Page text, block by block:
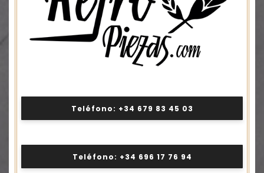
Teléfono: +34 679 83 45 03
Teléfono: +34 696 17 76 94